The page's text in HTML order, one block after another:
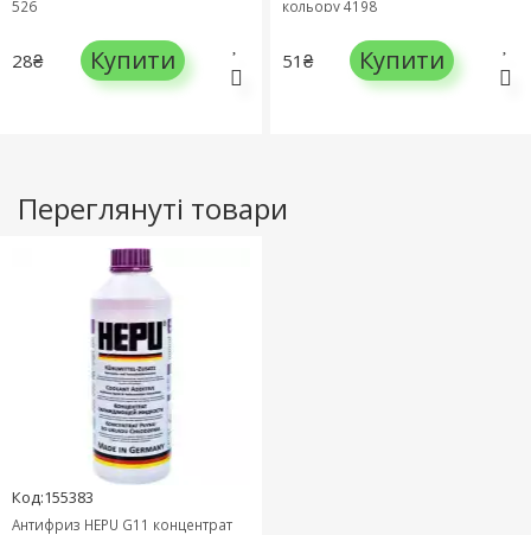
526
28₴ Купити
кольору 4198
51₴ Купити
Переглянуті товари
Код:155383
Антифриз HEPU G11 концентрат